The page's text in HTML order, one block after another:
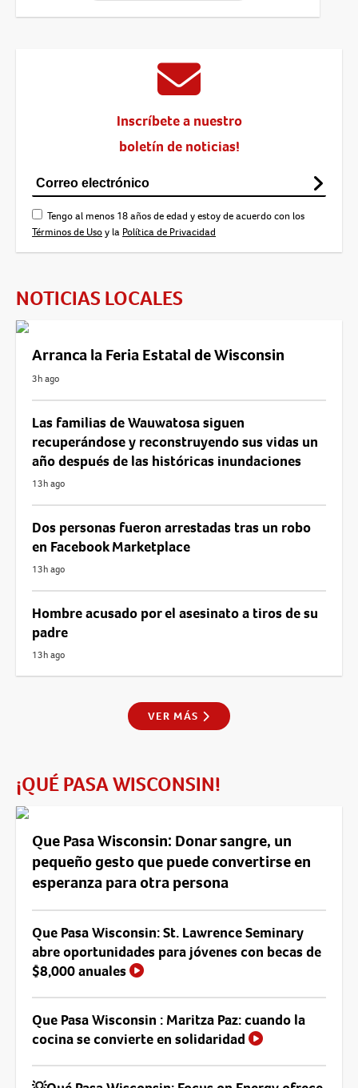
Inscríbete a nuestro
boletín de noticias!
Tengo al menos 18 años de edad y estoy de acuerdo con los
Términos de Usoy la Política de Privacidad
NOTICIAS LOCALES
Arranca la Feria Estatal de Wisconsin
3h ago
Las familias de Wauwatosa siguen
recuperándose y reconstruyendo sus vidas un
año después de las históricas inundaciones
13h ago
Dos personas fueron arrestadas tras un robo
en Facebook Marketplace
13h ago
Hombre acusado por el asesinato a tiros de su
padre
13h ago
VER MÁS
¡QUÉ PASA WISCONSIN!
Que Pasa Wisconsin: Donar sangre, un
pequeño gesto que puede convertirse en
esperanza para otra persona
Que Pasa Wisconsin: St. Lawrence Seminary
abre oportunidades para jóvenes con becas de
$8,000 anuales
Que Pasa Wisconsin : Maritza Paz: cuando la
cocina se convierte en solidaridad